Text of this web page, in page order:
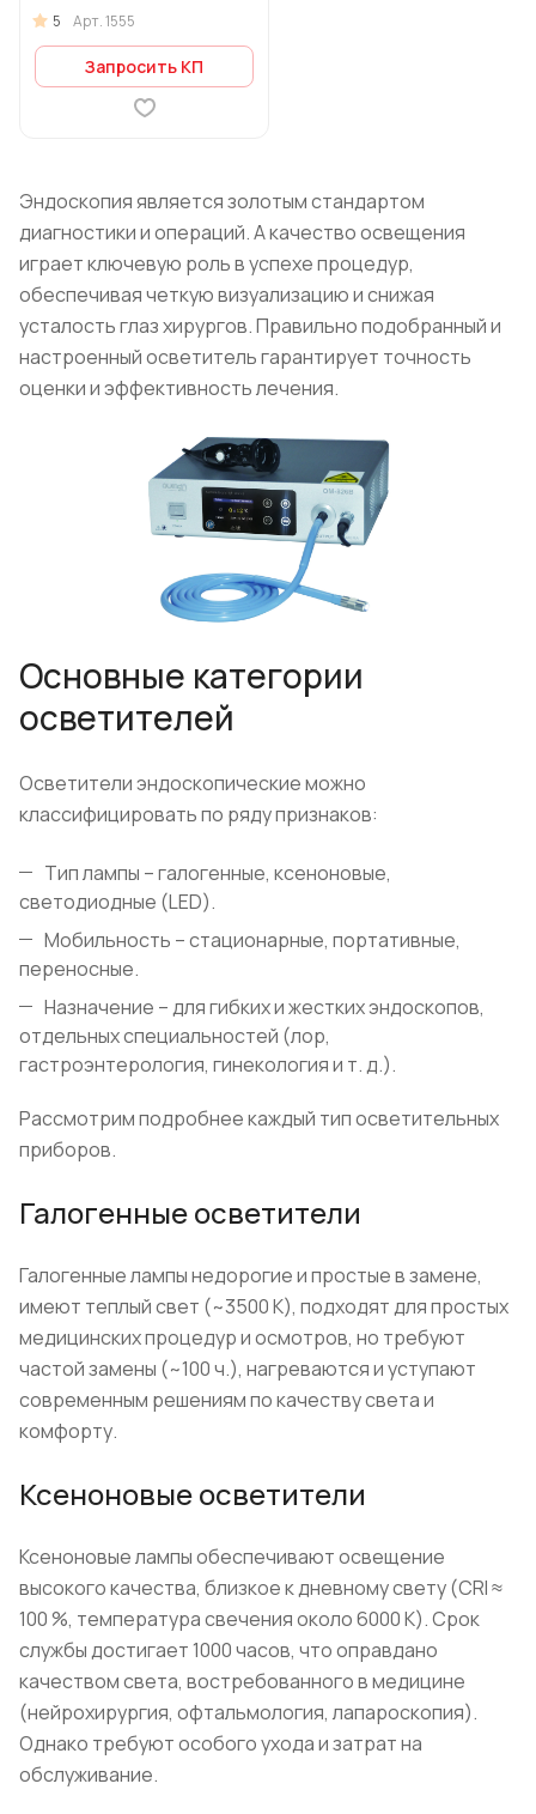
5 Арт.1555
Запросить КП
Эндоскопия является золотым стандартом
диагностики и операций. А качество освещения
играет ключевую роль в успехе процедур,
обеспечивая четкую визуализацию и снижая
усталость глаз хирургов. Правильно подобранный и
настроенный осветитель гарантирует точность
оценки и эффективность лечения.
Основные категории
осветителей
Осветители эндоскопические можно
классифицировать по ряду признаков:
Тип лампы – галогенные, ксеноновые,
светодиодные (LED).
Мобильность – стационарные, портативные,
переносные.
Назначение – для гибких и жестких эндоскопов,
отдельных специальностей (лор,
гастроэнтерология, гинекология и т. д.).
Рассмотрим подробнее каждый тип осветительных
приборов.
Галогенные осветители
Галогенные лампы недорогие и простые в замене,
имеют теплый свет (~3500 K), подходят для простых
медицинских процедур и осмотров, но требуют
частой замены (~100 ч.), нагреваются и уступают
современным решениям по качеству света и
комфорту.
Ксеноновые осветители
Ксеноновые лампы обеспечивают освещение
высокого качества, близкое к дневному свету (CRI ≈
100 %, температура свечения около 6000 K). Срок
службы достигает 1000 часов, что оправдано
качеством света, востребованного в медицине
(нейрохирургия, офтальмология, лапароскопия).
Однако требуют особого ухода и затрат на
обслуживание.